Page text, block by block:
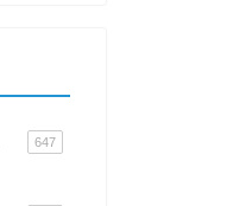
647